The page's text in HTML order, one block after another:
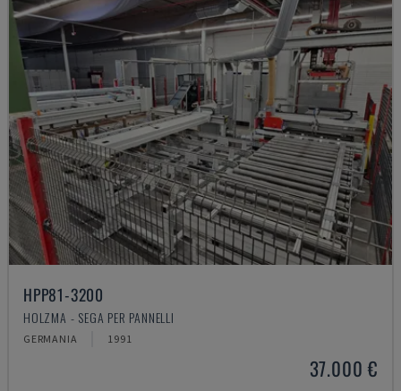
HPP81-3200
HOLZMA - SEGA PER PANNELLI
GERMANIA 1991
37.000 €